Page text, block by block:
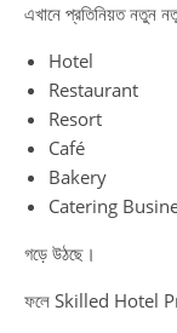
এখানে প্রতিনিয়ত নতুন
Hotel
Restaurant
Resort
Café
Bakery
Catering
গড়ে উঠছে।
ফলে Skilled Hotel